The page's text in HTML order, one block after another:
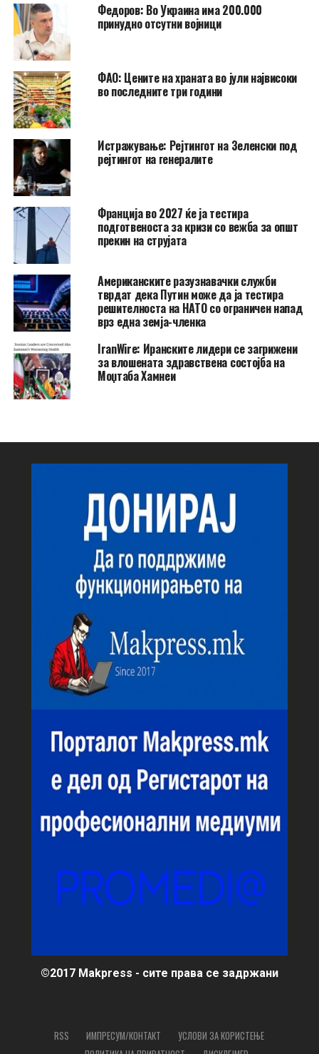
Федоров: Во Украина има 200.000
принудно отсутни војници
ФАО: Цените на храната во јули највисоки
во последните три години
Истражување: Рејтингот на Зеленски под
рејтингот на генералите
Франција во 2027 ќе ја тестира
подготвеноста за кризи со вежба за општ
прекин на струјата
Американските разузнавачки служби
тврдат дека Путин може да ја тестира
решителноста на НАТО со ограничен напад
врз една земја-членка
IranWire: Иранските лидери се загрижени
за влошената здравствена состојба на
Моџтаба Хамнеи
©2017 Makpress - сите права се задржани
RSS ИМПРЕСУМ/КОНТАКТ
УСЛОВИ ЗА КОРИСТЕЊЕ